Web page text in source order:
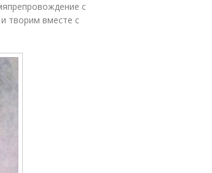
с
творим вместе с